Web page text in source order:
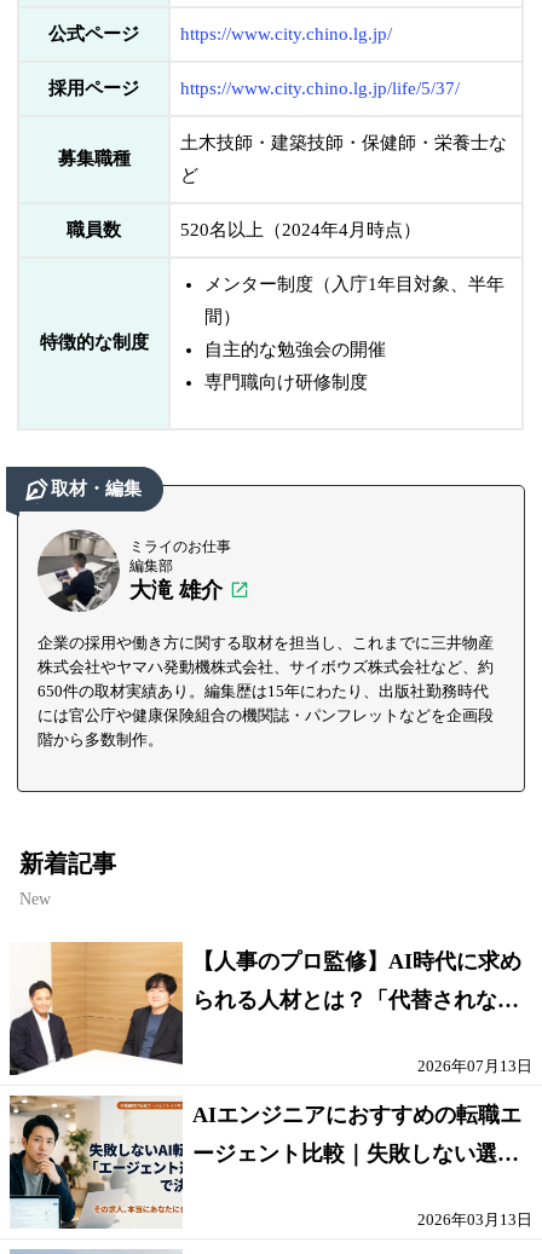
公式ページ https://www.city.chino.lg.jp/
採用ページ https://www.city.chino.lg.jp/life/5/37/
募集職種
土木技師・建築技師・保健師・栄養士な
ど
職員数 520名以上（2024年4月時点）
特徴的な制度
メンター制度（入庁1年目対象、半年
間）
自主的な勉強会の開催
専門職向け研修制度
取材・編集
ミライのお仕事
編集部
大滝 雄介
企業の採用や働き方に関する取材を担当し、これまでに三井物産
株式会社やヤマハ発動機株式会社、サイボウズ株式会社など、約
650件の取材実績あり。編集歴は15年にわたり、出版社勤務時代
には官公庁や健康保険組合の機関誌・パンフレットなどを企画段
階から多数制作。
新着記事
New
【人事のプロ監修】AI時代に求め
られる人材とは？「代替されない
2026年07月13日
AIエンジニアにおすすめの転職エ
ージェント比較｜失敗しない選び
2026年03月13日